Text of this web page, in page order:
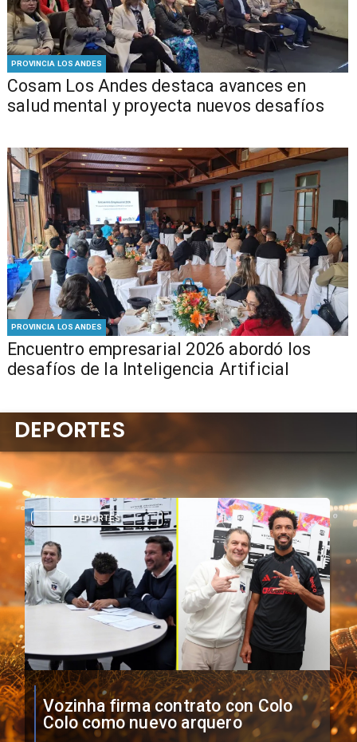
PROVINCIA LOS ANDES
Cosam Los Andes destaca avances en
salud mental y proyecta nuevos desafíos
PROVINCIA LOS ANDES
Encuentro empresarial 2026 abordó los
desafíos de la Inteligencia Artificial
O'Higgins cae por penales ante
Boca Juniors en Copa
Sudamericana
DEPORTES
DEPORTES